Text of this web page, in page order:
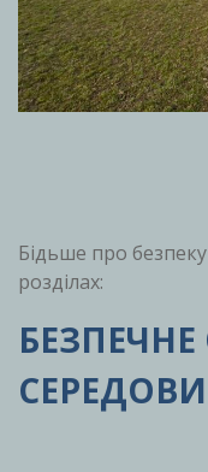
Бідьше про безпеку
розділах:
БЕЗПЕЧНЕ